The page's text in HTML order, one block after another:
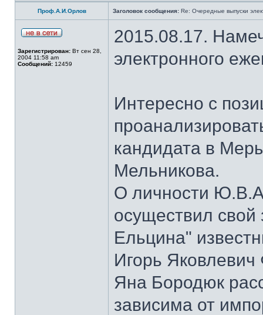
Проф.А.И.Орлов Заголовок сообщения: Re: Очередные выпуски
Зарегистрирован: Вт сен 28,
2004 11:58 am
Сообщений: 12459
2015.08.17.
электронного
Интересно с
кандидата в
Мельникова.
О личности
осуществил
Ельцина"
Игорь
Яна Бородюк
зависима от